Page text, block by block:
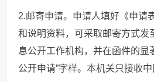
2.邮寄申请。申请人填好《申请
和说明资料，可采取邮寄方式发
息公开工作机构，并在函件的显
公开申请”字样。本机关只接收中